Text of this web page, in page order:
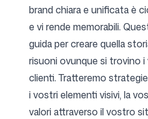
Centro
Strumenti
brand chiara e unificata è
e vi rende memorabili.
guida per creare quella
risuoni ovunque si trovino
clienti. Tratteremo
i vostri elementi visivi, la
valori attraverso il vostro